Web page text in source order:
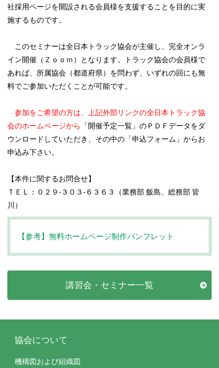
社採用ページを開設される会員様を支援することを目的に実
施するものです。
このセミナーは全日本トラック協会が主催し、完全オンラ
イン開催（Ｚｏｏｍ）となります。トラック協会の会員様で
あれば、所属協会（都道府県）を問わず、いずれの回にも無
料でご参加いただくことが可能です。
参加をご希望の方は、上記外部リンクの全日本トラック協
会のホームページから
「開催予定一覧」のＰＤＦデータをダ
ウンロードしていただき、その中の「申込フォーム」からお
申込み下さい。
【本件に関するお問合せ】
ＴＥＬ：０２９-３０３-６３６３（業務部 飯島、総務部 皆
川）
【参考】無料ホームページ制作パンフレット
講習会・セミナー一覧
協会について
機構図および組織図